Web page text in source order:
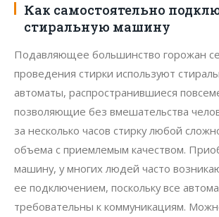
Как самостоятельно
стиральную машину
Подавляющее большинство горожан
проведения стирки используют
автоматы, распространившиеся
позволяющие без вмешательства
за несколько часов стирку любой
объема с приемлемым качеством.
машину, у многих людей часто
ее подключением, поскольку все
требовательны к коммуникациям.